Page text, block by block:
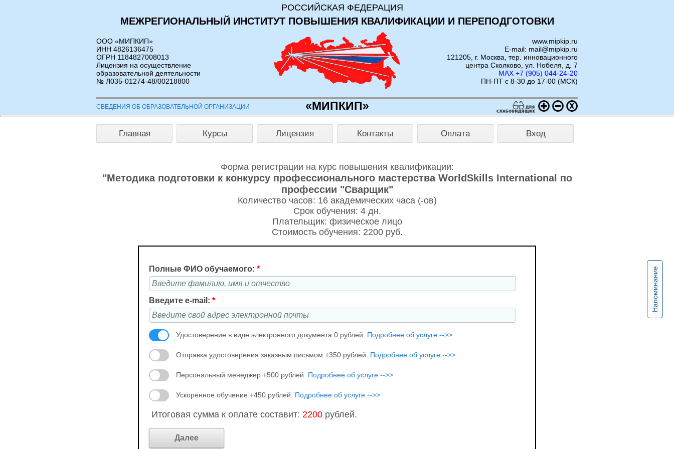
РОССИЙСКАЯ ФЕДЕРАЦИЯ
МЕЖРЕГИОНАЛЬНЫЙ ИНСТИТУТ ПОВЫШЕНИЯ КВАЛИФИКАЦИИ И ПЕРЕПОДГОТОВКИ
ООО «МИПКИП»
ИНН 4826136475
ОГРН 1184827008013
Лицензия на осуществление
образовательной деятельности
№ Л035-01274-48/00218800
www.mipkip.ru
E-mail: mail@mipkip.ru
121205, г. Москва, тер. инновационного
центра Сколково, ул. Нобеля, д. 7
MAX +7 (905) 044-24-20
ПН-ПТ с 8-30 до 17-00 (МСК)
СВЕДЕНИЯ ОБ ОБРАЗОВАТЕЛЬНОЙ ОРГАНИЗАЦИИ «МИПКИП»
Главная Курсы Лицензия Контакты Оплата Вход
Напоминание
Форма регистрации на курс повышения квалификации:
"Методика подготовки к конкурсу профессионального мастерства WorldSkills International по
профессии "Сварщик"
Количество часов: 16 академических часа (-ов)
Срок обучения: 4 дн.
Плательщик: физическое лицо
Стоимость обучения: 2200 руб.
Полные ФИО обучаемого: *
Введите e-mail: *
Удостоверение в виде электронного документа 0 рублей. Подробнее об услуге -->>
Отправка удостоверения заказным письмом +350 рублей. Подробнее об услуге -->>
Персональный менеджер +500 рублей. Подробнее об услуге -->>
Ускоренное обучение +450 рублей. Подробнее об услуге -->>
Итоговая сумма к оплате составит: 2200 рублей.